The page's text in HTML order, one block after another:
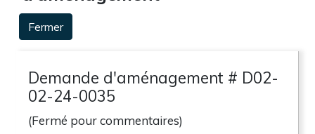
Fermer
Demande d'aménagement # D02-
02-24-0035
(Fermé pour commentaires)